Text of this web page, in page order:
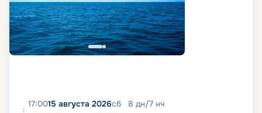
17:0015 августа 2026сб 8 дн/7 нч